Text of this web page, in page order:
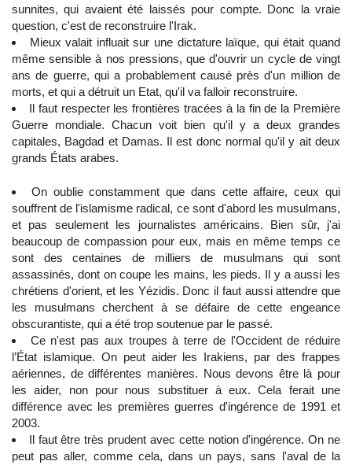
sunnites, qui avaient été laissés pour compte. Donc la vraie
question, c'est de reconstruire l'Irak.
Mieux valait influait sur une dictature laïque, qui était quand
même sensible à nos pressions, que d'ouvrir un cycle de vingt
ans de guerre, qui a probablement causé près d'un million de
morts, et qui a détruit un Etat, qu'il va falloir reconstruire.
Il faut respecter les frontières tracées à la fin de la Première
Guerre mondiale. Chacun voit bien qu'il y a deux grandes
capitales, Bagdad et Damas. Il est donc normal qu'il y ait deux
grands États arabes.
On oublie constamment que dans cette affaire, ceux qui
souffrent de l'islamisme radical, ce sont d'abord les musulmans,
et pas seulement les journalistes américains. Bien sûr, j'ai
beaucoup de compassion pour eux, mais en même temps ce
sont des centaines de milliers de musulmans qui sont
assassinés, dont on coupe les mains, les pieds. Il y a aussi les
chrétiens d'orient, et les Yézidis. Donc il faut aussi attendre que
les musulmans cherchent à se défaire de cette engeance
obscurantiste, qui a été trop soutenue par le passé.
Ce n'est pas aux troupes à terre de l'Occident de réduire
l’État islamique. On peut aider les Irakiens, par des frappes
aériennes, de différentes manières. Nous devons être là pour
les aider, non pour nous substituer à eux. Cela ferait une
différence avec les premières guerres d'ingérence de 1991 et
2003.
Il faut être très prudent avec cette notion d'ingérence. On ne
peut pas aller, comme cela, dans un pays, sans l'aval de la